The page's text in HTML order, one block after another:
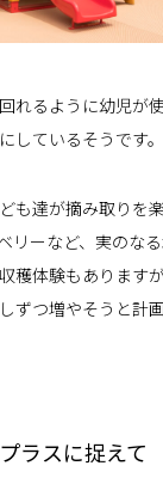
れるように幼児が
しているそうです。
も達が摘み取りを
リーなど、実のな
穫体験もあります
ずつ増やそうと計画
ラスに捉えて